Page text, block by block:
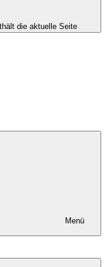
die aktuelle Seite
Menü